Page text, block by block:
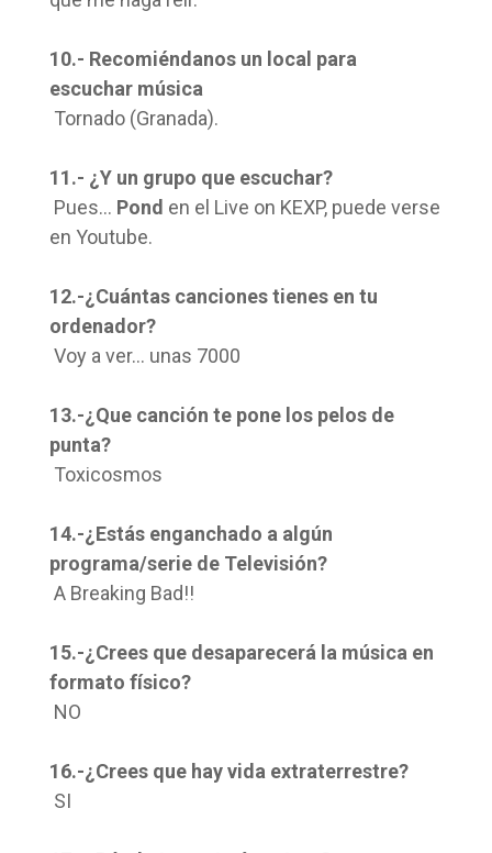
10.- Recomiéndanos un local para
escuchar música
Tornado (Granada).
11.- ¿Y un grupo que escuchar?
Pues… Pond en el Live on KEXP, puede verse
en Youtube.
12.-¿Cuántas canciones tienes en tu
ordenador?
Voy a ver… unas 7000
13.-¿Que canción te pone los pelos de
punta?
Toxicosmos
14.-¿Estás enganchado a algún
programa/serie de Televisión?
A Breaking Bad!!
15.-¿Crees que desaparecerá la música en
formato físico?
NO
16.-¿Crees que hay vida extraterrestre?
SI